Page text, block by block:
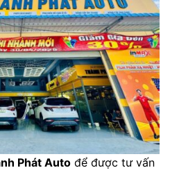
Phát Auto để được tư vấn